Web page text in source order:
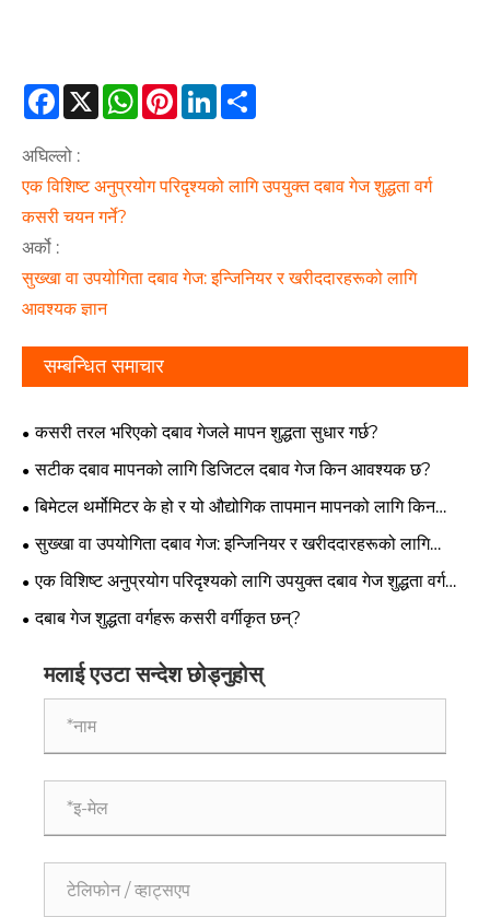
Facebook
X WhatsApp
PinterestLinkedIn
अघिल्लो :
एक विशिष्ट अनुप्रयोग परिदृश्यको लागि उपयुक्त दबाव गेज शुद्धता वर्ग
कसरी चयन गर्ने?
अर्को :
सुख्खा वा उपयोगिता दबाव गेज: इन्जिनियर र खरीददारहरूको लागि
आवश्यक ज्ञान
सम्बन्धित समाचार
कसरी तरल भरिएको दबाव गेजले मापन शुद्धता सुधार गर्छ?
सटीक दबाव मापनको लागि डिजिटल दबाव गेज किन आवश्यक छ?
बिमेटल थर्मोमिटर के हो र यो औद्योगिक तापमान मापनको लागि किन
सुख्खा वा उपयोगिता दबाव गेज: इन्जिनियर र खरीददारहरूको लागि
आवश्यक ज्ञान
एक विशिष्ट अनुप्रयोग परिदृश्यको लागि उपयुक्त दबाव गेज शुद्धता वर्ग
कसरी चयन गर्ने?
दबाब गेज शुद्धता वर्गहरू कसरी वर्गीकृत छन्?
मलाई एउटा सन्देश छोड्नुहोस्